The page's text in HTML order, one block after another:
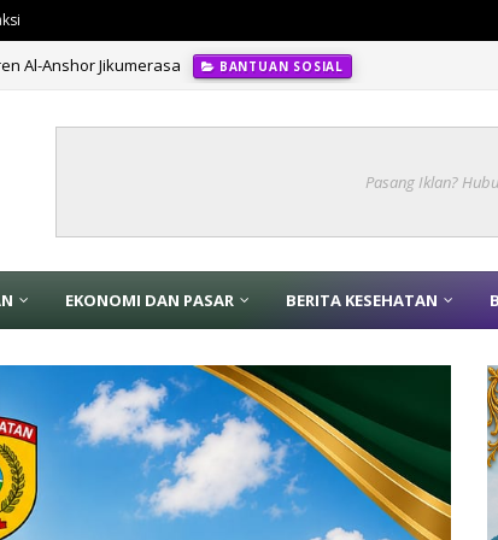
Al-Anshor Jikumerasa BANTUAN SOSIAL
Gelar Sosialisasi Penanganan Banjir Melalui Program
Pasang Iklan?
EKONOMI DAN PASAR BERITA KESEHATAN